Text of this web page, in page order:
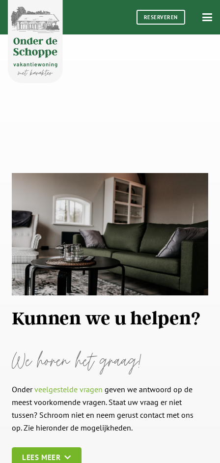
RESERVEREN
Kunnen we u helpen?
We horen het graag!
Onderveelgestelde vragen geven we antwoord op de
meest voorkomende vragen. Staat uw vraag er niet
tussen? Schroom niet en neem gerust contact met ons
op. Zie hieronder de mogelijkheden.
LEES MEER